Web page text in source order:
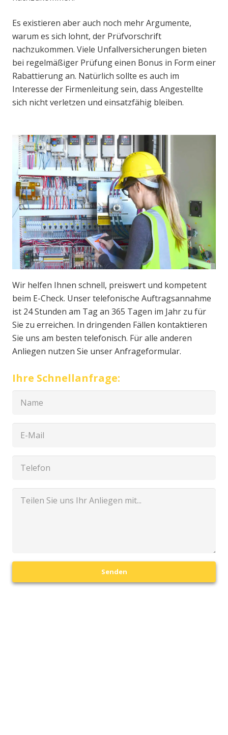
Es existieren aber auch noch mehr Argumente,
warum es sich lohnt, der Prüfvorschrift
nachzukommen. Viele Unfallversicherungen bieten
bei regelmäßiger Prüfung einen Bonus in Form einer
Rabattierung an. Natürlich sollte es auch im
Interesse der Firmenleitung sein, dass Angestellte
sich nicht verletzen und einsatzfähig bleiben.
Wir helfen Ihnen schnell, preiswert und kompetent
beim E-Check. Unser telefonische Auftragsannahme
ist 24 Stunden am Tag an 365 Tagen im Jahr zu für
Sie zu erreichen. In dringenden Fällen kontaktieren
Sie uns am besten telefonisch. Für alle anderen
Anliegen nutzen Sie unser Anfrageformular.
Ihre Schnellanfrage:
Senden